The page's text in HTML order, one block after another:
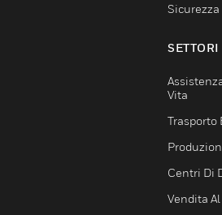
Sicurezza
SETTORI
Vita
Trasporto
Centri Di
Vendita